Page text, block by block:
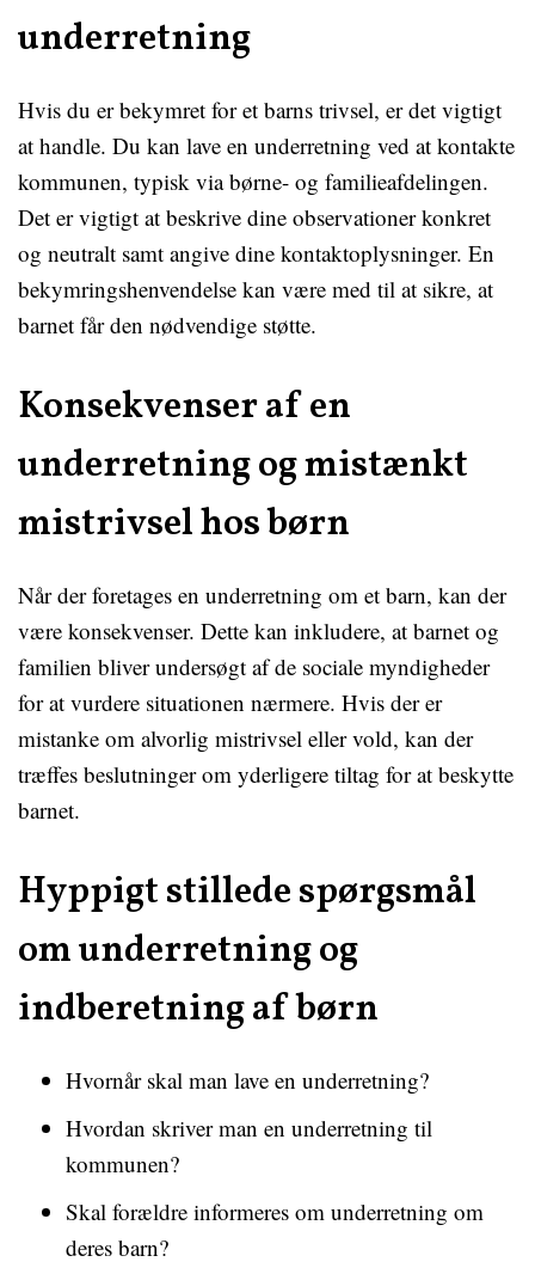
underretning
Hvis du er bekymret for et barns trivsel, er det vigtigt
at handle. Du kan lave en underretning ved at kontakte
kommunen, typisk via børne- og familieafdelingen.
Det er vigtigt at beskrive dine observationer konkret
og neutralt samt angive dine kontaktoplysninger. En
bekymringshenvendelse kan være med til at sikre, at
barnet får den nødvendige støtte.
Konsekvenser af en
underretning og mistænkt
mistrivsel hos børn
Når der foretages en underretning om et barn, kan der
være konsekvenser. Dette kan inkludere, at barnet og
familien bliver undersøgt af de sociale myndigheder
for at vurdere situationen nærmere. Hvis der er
mistanke om alvorlig mistrivsel eller vold, kan der
træffes beslutninger om yderligere tiltag for at beskytte
barnet.
Hyppigt stillede spørgsmål
om underretning og
indberetning af børn
Hvornår skal man lave en underretning?
Hvordan skriver man en underretning til
kommunen?
Skal forældre informeres om underretning om
deres barn?